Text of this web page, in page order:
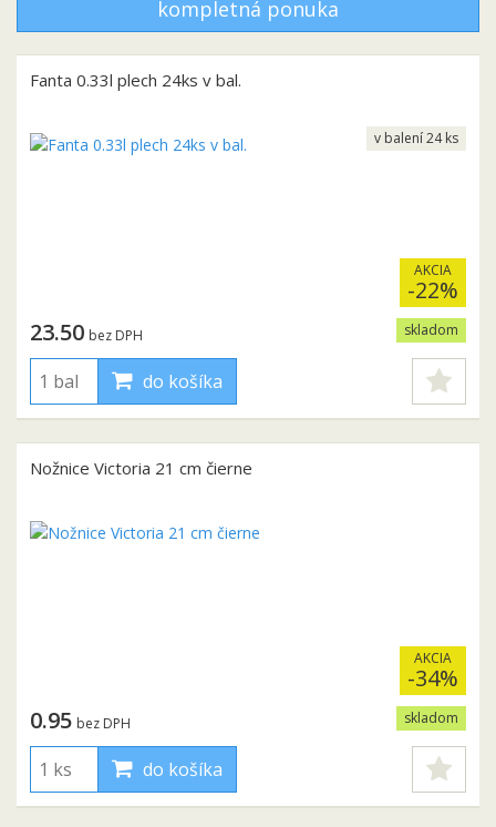
kompletná ponuka
Fanta 0.33l plech 24ks v bal.
AKCIA
-22%
skladom
23.50 bez DPH
do košíka
v balení 24 ks
Nožnice Victoria 21 cm čierne
AKCIA
-34%
skladom
0.95 bez DPH
do košíka